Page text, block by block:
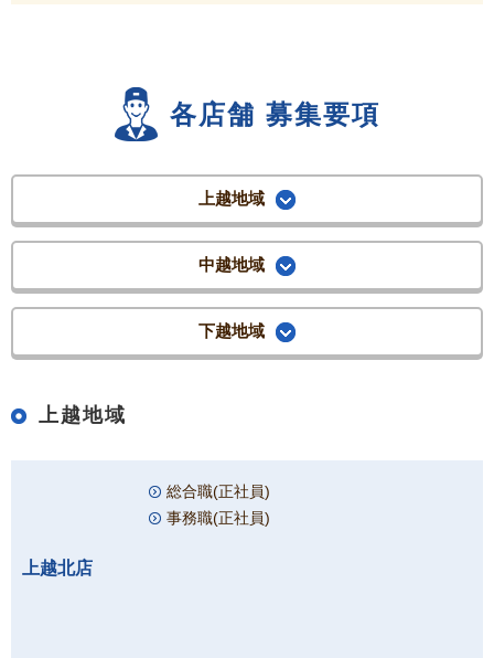
各店舗 募集要項
上越地域
中越地域
下越地域
上越地域
上越北店
総合職(正社員)
事務職(正社員)